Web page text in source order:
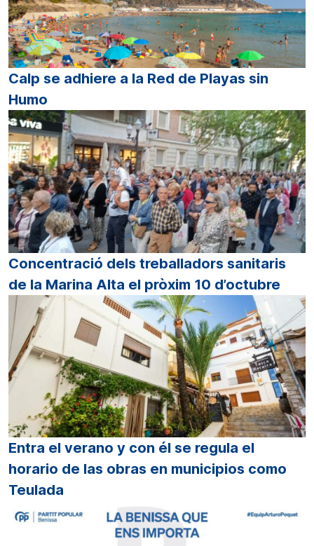
Calp se adhiere a la Red de Playas sin
Humo
Concentració dels treballadors sanitaris
de la Marina Alta el pròxim 10 d’octubre
Entra el verano y con él se regula el
horario de las obras en municipios como
Teulada